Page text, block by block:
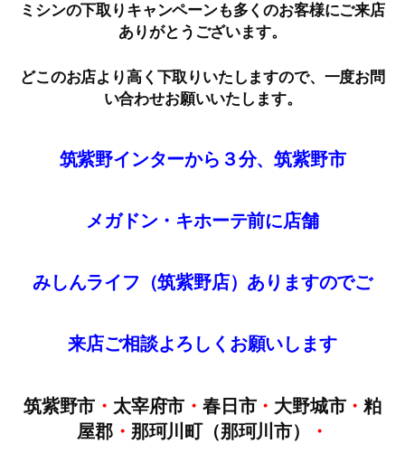
ミシンの下取りキャンペーンも多くのお客様にご来店
ありがとうございます。
どこのお店より高く下取りいたしますので、一度お問
い合わせお願いいたします。
筑紫野インターから３分、筑紫野市
メガドン・キホーテ前に店舗
みしんライフ（筑紫野店）ありますのでご
来店ご相談よろしくお願いします
筑紫野市 ・ 太宰府市 ・ 春日市・ 大野城市・粕
屋郡 ・ 那珂川町（那珂川市） ・